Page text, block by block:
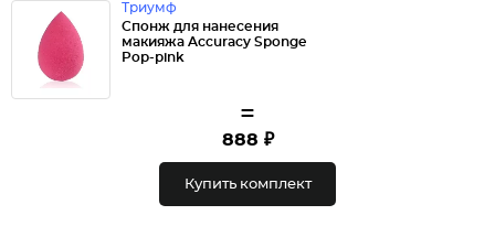
Триумф
Спонж для нанесения
макияжа Accuracy Sponge
Pop-pink
=
888 ₽
Купить комплект